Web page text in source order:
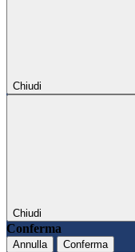
Chiudi
Chiudi
Conferma
Annulla Conferma